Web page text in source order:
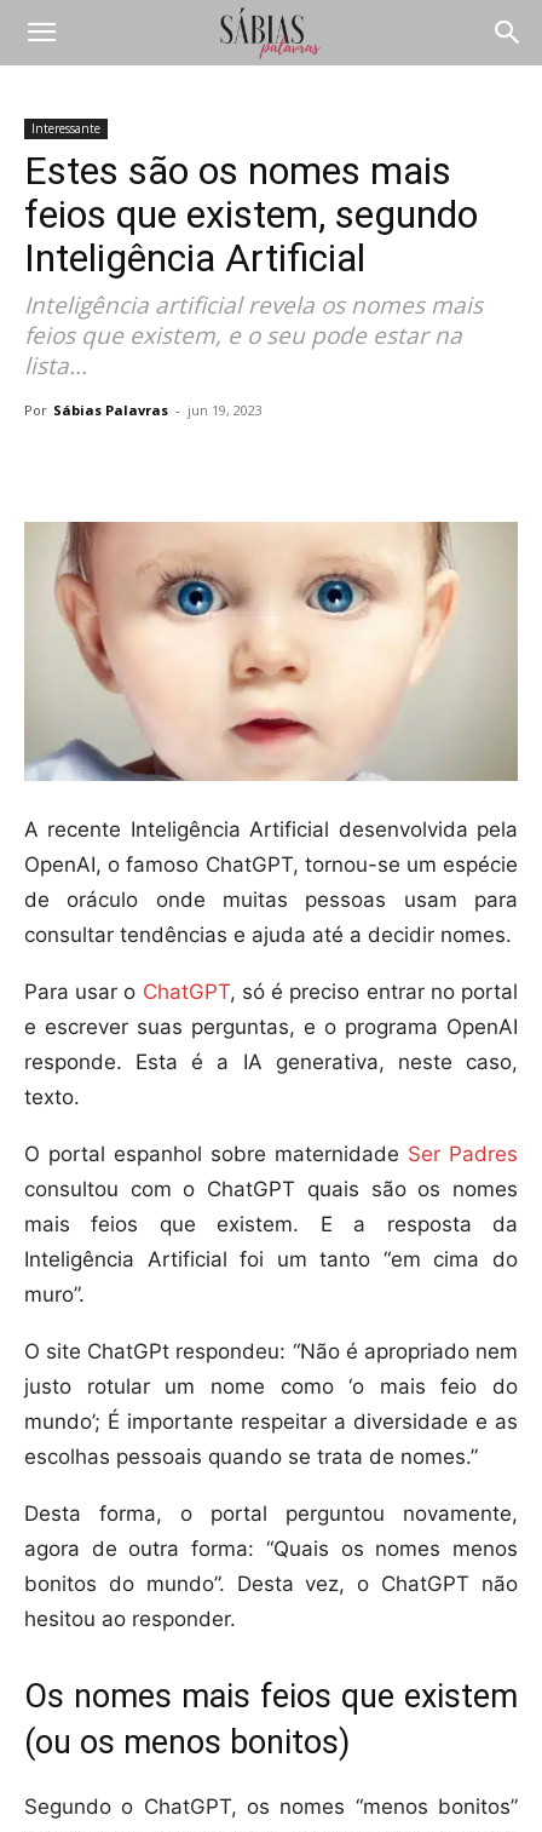
Interessante
Estes são os nomes mais
feios que existem, segundo
Inteligência Artificial
Inteligência artificial revela os nomes mais
feios que existem, e o seu pode estar na
lista...
Por Sábias Palavras - jun 19, 2023
A recente Inteligência Artificial desenvolvida pela
OpenAI, o famoso ChatGPT, tornou-se um espécie
de oráculo onde muitas pessoas usam para
consultar tendências e ajuda até a decidir nomes.
Para usar o ChatGPT, só é preciso entrar no portal
e escrever suas perguntas, e o programa OpenAI
responde. Esta é a IA generativa, neste caso,
texto.
O portal espanhol sobre maternidade Ser Padres
consultou com o ChatGPT quais são os nomes
mais feios que existem. E a resposta da
Inteligência Artificial foi um tanto “em cima do
muro”.
O site ChatGPt respondeu: “Não é apropriado nem
justo rotular um nome como ‘o mais feio do
mundo’; É importante respeitar a diversidade e as
escolhas pessoais quando se trata de nomes.”
Desta forma, o portal perguntou novamente,
agora de outra forma: “Quais os nomes menos
bonitos do mundo”. Desta vez, o ChatGPT não
hesitou ao responder.
Os nomes mais feios que existem
(ou os menos bonitos)
Segundo o ChatGPT, os nomes “menos bonitos”